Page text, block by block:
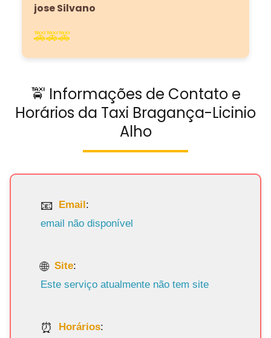
jose Silvano
🚕🚕🚕
🚖 Informações de Contato e
Horários da Taxi Bragança-Licinio
Alho
Email:
email não disponível
Site:
Este serviço atualmente não tem site
Horários: